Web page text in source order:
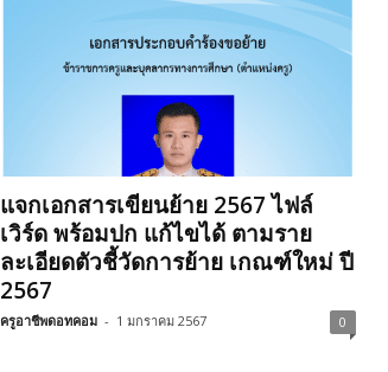
แจกเอกสารเขียนย้าย 2567 ไฟล์
เวิร์ด พร้อมปก แก้ไขได้ ตามราย
ละเอียดตัวชี้วัดการย้าย เกณฑ์ใหม่ ปี
2567
ครูอาชีพดอทคอม - 1 มกราคม 2567 0